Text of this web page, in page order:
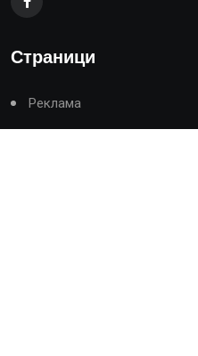
Страници
Реклама